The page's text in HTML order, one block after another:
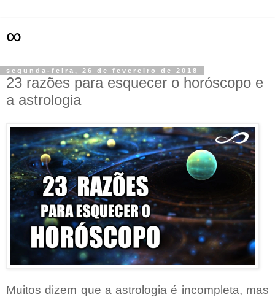
∞
segunda-feira, 26 de fevereiro de 2018
23 razões para esquecer o horóscopo e
a astrologia
Muitos dizem que a astrologia é incompleta, mas